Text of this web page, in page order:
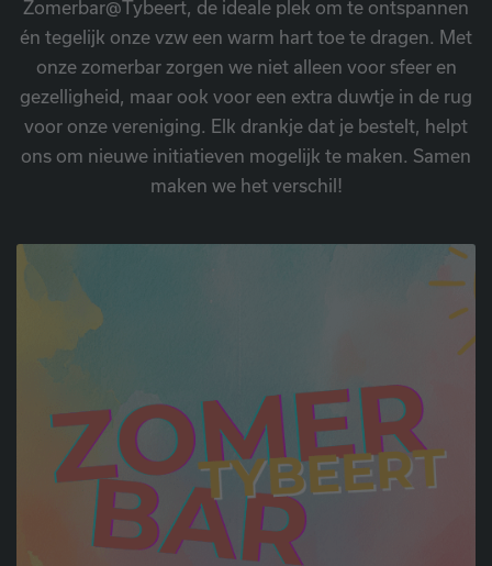
Zomerbar@Tybeert, de ideale plek om te ontspannen
én tegelijk onze vzw een warm hart toe te dragen. Met
onze zomerbar zorgen we niet alleen voor sfeer en
gezelligheid, maar ook voor een extra duwtje in de rug
voor onze vereniging. Elk drankje dat je bestelt, helpt
ons om nieuwe initiatieven mogelijk te maken. Samen
maken we het verschil!